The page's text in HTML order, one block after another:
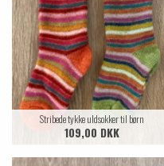
Stribede tykke uldsokker til børn
109,00 DKK